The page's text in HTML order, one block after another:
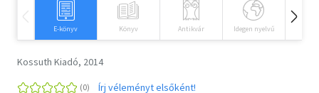
E-könyv Könyv Antikvár Idegen nyelvű
Kossuth Kiadó, 2014
Írj véleményt elsőként!